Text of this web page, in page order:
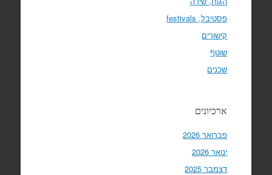
פסטיבל, festivals
קישורים
שוטף
שכנים
ארכיונים
פברואר 2026
ינואר 2026
דצמבר 2025